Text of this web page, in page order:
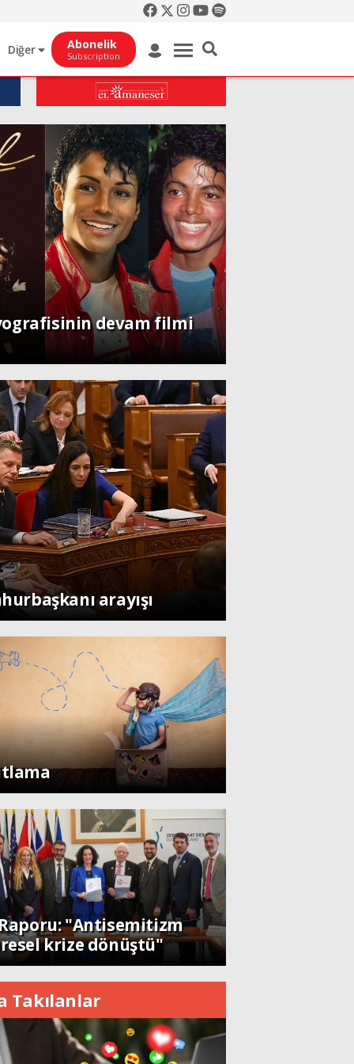
Diğer Abonelik
Subscription
devam filmi
arayışı
Kendine dönen adam;
"Antisemitizm
krize dönüştü"
Takılanlar